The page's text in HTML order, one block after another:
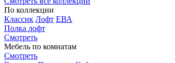
По коллекции
Классик Лофт ЕВА
Полка лофт
Смотреть
Мебель по комнатам
Смотреть